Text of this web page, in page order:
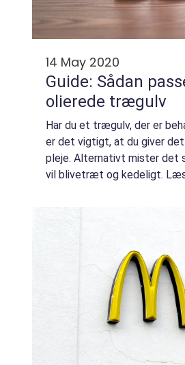
14 May 2020
Guide: Sådan
olierede trægulv
Har du et trægulv, der er
er det vigtigt, at du giver
pleje. Alternativt mister det
vil blivetræt og kedeligt. Læs